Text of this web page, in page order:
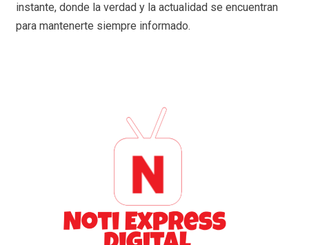
instante, donde la verdad y la actualidad se encuentran
para mantenerte siempre informado.